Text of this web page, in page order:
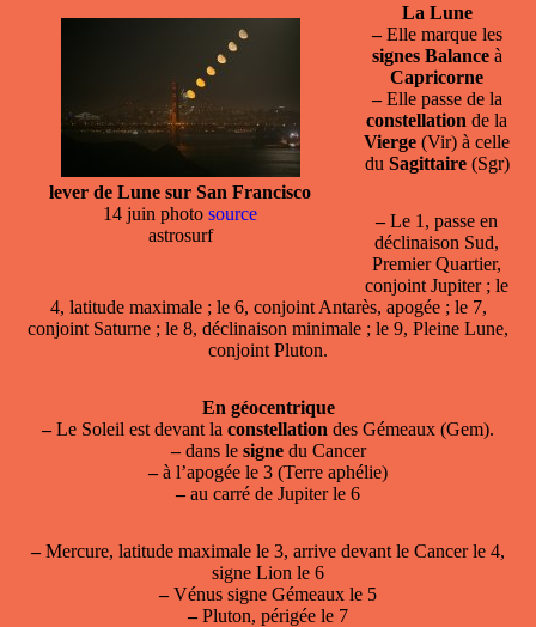
lever de Lune sur San Francisco
14 juin photo source
astrosurf
La Lune
–Elle marque les
signes Balanceà
Capricorne
–Elle passe de la
constellation de la
Vierge (Vir) à celle
du Sagittaire(Sgr)
–Le 1, passe en
déclinaison Sud,
Premier Quartier,
conjoint Jupiter ; le
4, latitude maximale ; le 6, conjoint Antarès, apogée ; le 7,
conjoint Saturne ; le 8, déclinaison minimale ; le 9, Pleine Lune,
conjoint Pluton.
En géocentrique
–Le Soleil est devant la constellation des Gémeaux (Gem).
–dans le signedu Cancer
–à l’apogée le 3 (Terre aphélie)
–au carré de Jupiter le 6
–Mercure, latitude maximale le 3, arrive devant le Cancer le 4,
signe Lion le 6
–Vénus signe Gémeaux le 5
–Pluton, périgée le 7